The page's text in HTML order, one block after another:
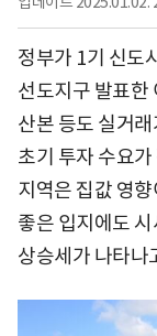
정부가 1기 신도
선도지구 발표한
산본 등도 실거
초기 투자 수요
지역은 집값 영
좋은 입지에도
상승세가 나타나